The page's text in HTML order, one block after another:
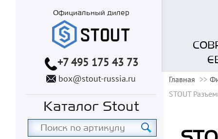
Официальный дилер
+7 495 175 43 73
box@stout-russia.ru
Каталог Stout
Главная
STOUT